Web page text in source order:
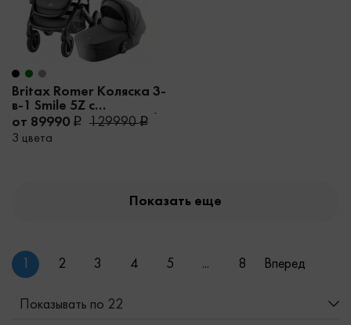
Britax Romer Коляска 3-
в-1 Smile 5Z с
автокреслом Baby-Safe
Core
от 89990 129990
3 цвета
Показать еще
2 3 4 5 ... 8 Вперед
Показывать по 22